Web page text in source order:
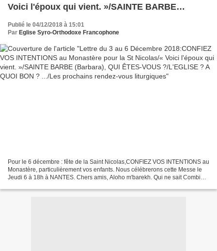
Voici l'époux qui vient. »/SAINTE BARBE
QUOI BON ? .../Les prochains rendez-vous
Publié le 04/12/2018 à 15:01
Par Eglise Syro-Orthodoxe Francophone
Pour le 6 décembre : fête de la Saint Nicolas,CONFIEZ VOS INTENTIONS au
Monastère, particulièrement vos enfants. Nous célébrerons cette Messe le
Jeudi 6 à 18h à NANTES. Chers amis, Aloho m'barekh. Qui ne sait Combien